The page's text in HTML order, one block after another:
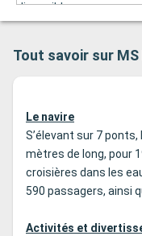
disponibles.
Tout savoir sur MS
Le navire
S’élevant sur 7 ponts,
mètres de long, pour
croisières dans les
590 passagers, ainsi
Activités et